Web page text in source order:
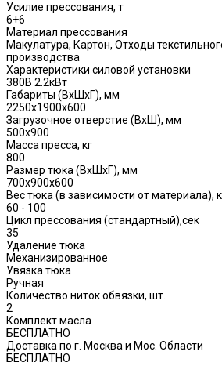
Усилие прессования, т
6+6
Материал прессования
Макулатура, Картон, Отходы
производства
Характеристики силовой установки
380В 2.2кВт
Габариты (ВхШхГ), мм
2250x1900x600
Загрузочное отверстие (ВхШ), мм
500x900
Масса пресса, кг
800
Размер тюка (ВхШхГ), мм
700x900x600
Вес тюка (в зависимости от материала),
60 - 100
Цикл прессования (стандартный),сек
35
Удаление тюка
Механизированное
Увязка тюка
Ручная
Количество ниток обвязки, шт.
2
Комплект масла
БЕСПЛАТНО
Доставка по г. Москва и Мос. Области
БЕСПЛАТНО